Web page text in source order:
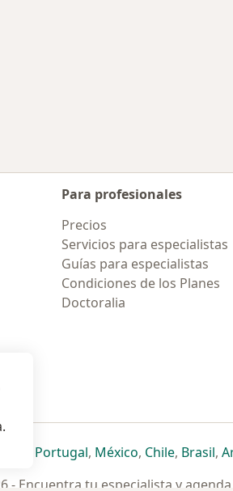
Para profesionales
Precios
Servicios para especialistas
Guías para especialistas
Condiciones de los Planes
Doctoralia
pestaña
abre en una nueva pestaña
se abre en una nueva pestaña
Portugalse abre en una nueva
, Méxicose abre en una
, Chilese abre
, Brasilse
,
- Encuentra tu especialista y